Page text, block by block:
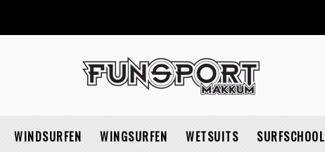
WINDSURFEN WINGSURFEN WETSUITS SURFSCHOOL